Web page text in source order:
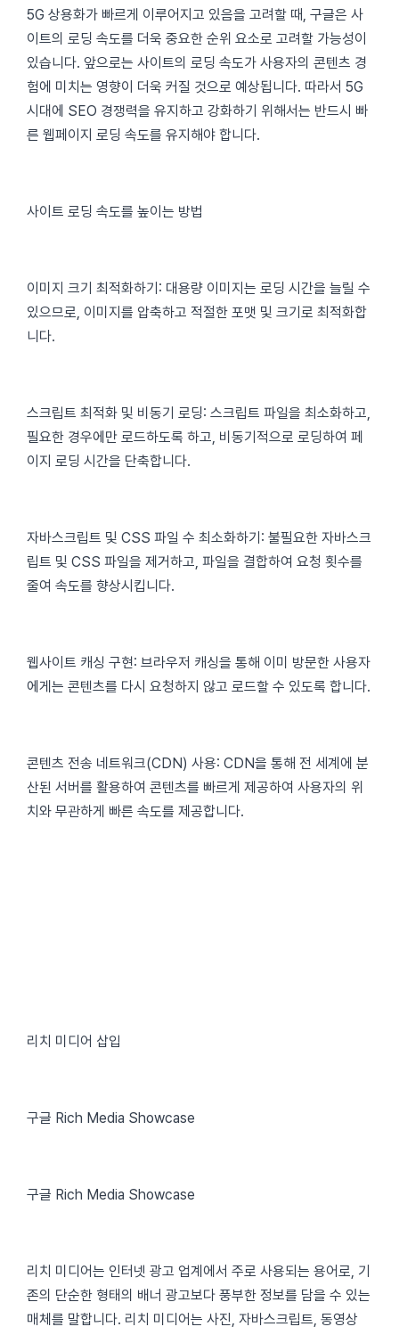
5G 상용화가 빠르게 이루어지고 있음을 고려할 때, 구글은 사
이트의 로딩 속도를 더욱 중요한 순위 요소로 고려할 가능성이
있습니다. 앞으로는 사이트의 로딩 속도가 사용자의 콘텐츠 경
험에 미치는 영향이 더욱 커질 것으로 예상됩니다. 따라서 5G
시대에 SEO 경쟁력을 유지하고 강화하기 위해서는 반드시 빠
른 웹페이지 로딩 속도를 유지해야 합니다.
사이트 로딩 속도를 높이는 방법
이미지 크기 최적화하기: 대용량 이미지는 로딩 시간을 늘릴 수
있으므로, 이미지를 압축하고 적절한 포맷 및 크기로 최적화합
니다.
스크립트 최적화 및 비동기 로딩: 스크립트 파일을 최소화하고,
필요한 경우에만 로드하도록 하고, 비동기적으로 로딩하여 페
이지 로딩 시간을 단축합니다.
자바스크립트 및 CSS 파일 수 최소화하기: 불필요한 자바스크
립트 및 CSS 파일을 제거하고, 파일을 결합하여 요청 횟수를
줄여 속도를 향상시킵니다.
웹사이트 캐싱 구현: 브라우저 캐싱을 통해 이미 방문한 사용자
에게는 콘텐츠를 다시 요청하지 않고 로드할 수 있도록 합니다.
콘텐츠 전송 네트워크(CDN) 사용: CDN을 통해 전 세계에 분
산된 서버를 활용하여 콘텐츠를 빠르게 제공하여 사용자의 위
치와 무관하게 빠른 속도를 제공합니다.
리치 미디어 삽입
구글 Rich Media Showcase
구글 Rich Media Showcase
리치 미디어는 인터넷 광고 업계에서 주로 사용되는 용어로, 기
존의 단순한 형태의 배너 광고보다 풍부한 정보를 담을 수 있는
매체를 말합니다. 리치 미디어는 사진, 자바스크립트, 동영상